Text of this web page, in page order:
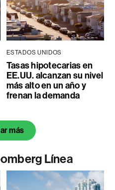
ESTADOS UNIDOS
Tasas hipotecarias en
EE.UU. alcanzan su nivel
más alto en un año y
frenan la demanda
más
Línea